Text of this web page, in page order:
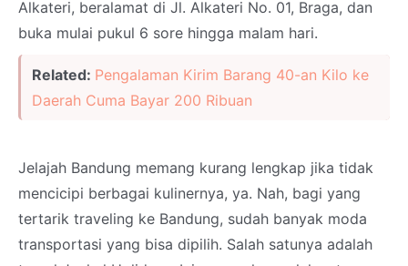
Alkateri, beralamat di Jl. Alkateri No. 01, Braga, dan
buka mulai pukul 6 sore hingga malam hari.
Related: Pengalaman Kirim Barang 40-an Kilo ke
Daerah Cuma Bayar 200 Ribuan
Jelajah Bandung memang kurang lengkap jika tidak
mencicipi berbagai kulinernya, ya. Nah, bagi yang
tertarik traveling ke Bandung, sudah banyak moda
transportasi yang bisa dipilih. Salah satunya adalah